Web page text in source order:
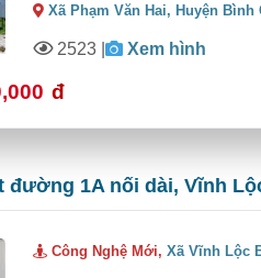
Xã Phạm Văn Hai, Huyện
2523 | Xem hình
đ
đường 1A nối dài, Vĩnh
Công Nghệ Mới,Xã Vĩnh Lộc